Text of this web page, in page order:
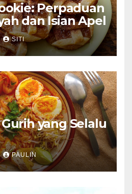
Perpaduan
dan Isian Apel
SITI
yang Selalu
PAULIN